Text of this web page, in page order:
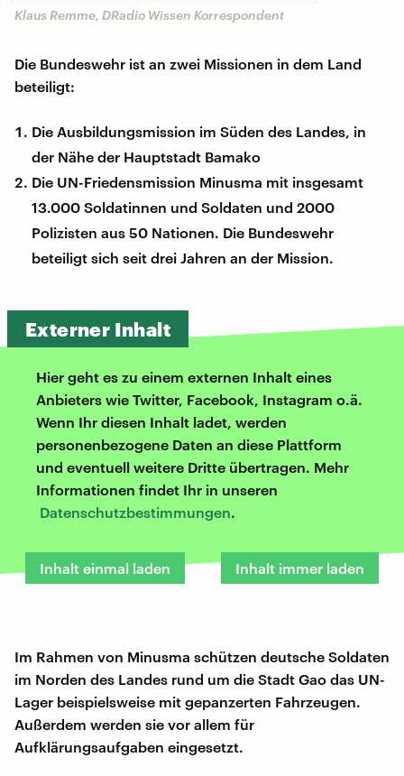
Klaus Remme, DRadio Wissen Korrespondent
Die Bundeswehr ist an zwei Missionen in dem Land
beteiligt:
Die Ausbildungsmission im Süden des Landes, in
der Nähe der Hauptstadt Bamako
Die UN-Friedensmission Minusma mit insgesamt
13.000 Soldatinnen und Soldaten und 2000
Polizisten aus 50 Nationen. Die Bundeswehr
beteiligt sich seit drei Jahren an der Mission.
Externer Inhalt
Hier geht es zu einem externen Inhalt eines
Anbieters wie Twitter, Facebook, Instagram o.ä.
Wenn Ihr diesen Inhalt ladet, werden
personenbezogene Daten an diese Plattform
und eventuell weitere Dritte übertragen. Mehr
Informationen findet Ihr in unseren
Datenschutzbestimmungen.
Inhalt einmal laden Inhalt immer laden
Im Rahmen von Minusma schützen deutsche Soldaten
im Norden des Landes rund um die Stadt Gao das UN-
Lager beispielsweise mit gepanzerten Fahrzeugen.
Außerdem werden sie vor allem für
Aufklärungsaufgaben eingesetzt.